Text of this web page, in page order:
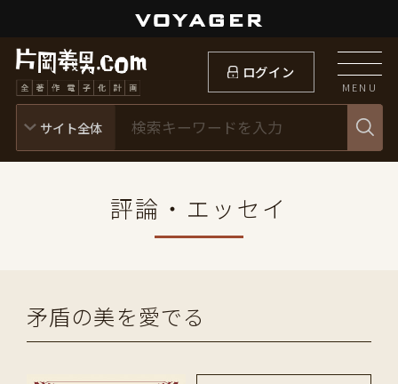
ログイン
MENU
評論・エッセイ
矛盾の美を愛でる